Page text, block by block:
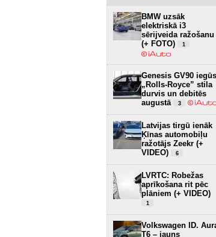
BMW uzsāk
elektriskā i3
sērijveida ražošanu
(+ FOTO)
1
Genesis GV90 iegūs
„Rolls-Royce” stila
durvis un debitēs
augustā
3
Latvijas tirgū ienāk
Ķīnas automobiļu
ražotājs Zeekr (+
VIDEO)
6
LVRTC: Robežas
aprīkošana rit pēc
plāniem (+ VIDEO)
1
Volkswagen ID.
T6 – jauns